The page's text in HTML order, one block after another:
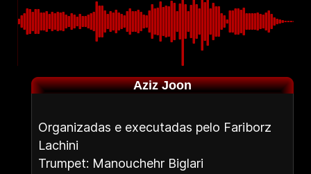
Aziz Joon
Organizadas e executadas pelo Fariborz
Lachini
Trumpet: Manouchehr Biglari